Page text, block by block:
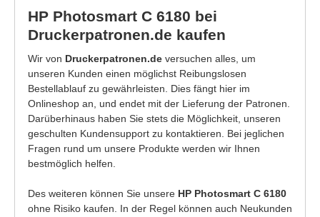
HP Photosmart C 6180 bei
Druckerpatronen.de kaufen
Wir von Druckerpatronen.de versuchen alles, um
unseren Kunden einen möglichst Reibungslosen
Bestellablauf zu gewährleisten. Dies fängt hier im
Onlineshop an, und endet mit der Lieferung der Patronen.
Darüberhinaus haben Sie stets die Möglichkeit, unseren
geschulten Kundensupport zu kontaktieren. Bei jeglichen
Fragen rund um unsere Produkte werden wir Ihnen
bestmöglich helfen.
Des weiteren können Sie unsere HP Photosmart C 6180
ohne Risiko kaufen. In der Regel können auch Neukunden